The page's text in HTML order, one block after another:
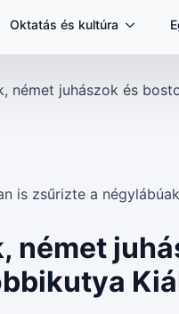
Oktatás és kultúra
német juhászok és
német